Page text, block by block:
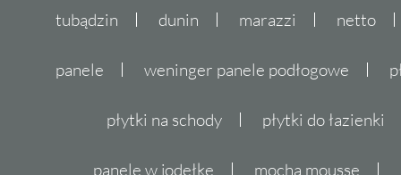
tubądzin dunin marazzi netto
panele weninger panele podłogowe
płytki na schody płytki do łazienki
panele w jodełkę mocha mousse